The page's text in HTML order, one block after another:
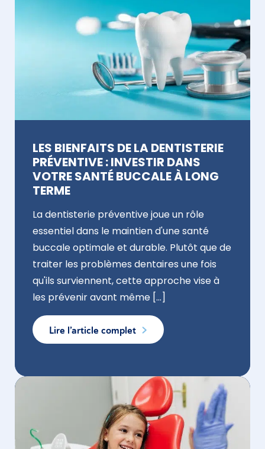
LES BIENFAITS DE LA DENTISTERIE
PRÉVENTIVE : INVESTIR DANS
VOTRE SANTÉ BUCCALE À LONG
TERME
La dentisterie préventive joue un rôle
essentiel dans le maintien d'une santé
buccale optimale et durable. Plutôt que de
traiter les problèmes dentaires une fois
qu'ils surviennent, cette approche vise à
les prévenir avant même [...]
Lire l’article complet